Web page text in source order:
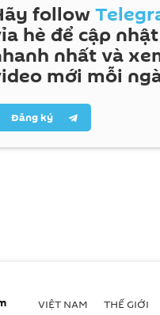
follow
hè để cập
nhất và
mới mỗi
Đăng ký
VIỆT NAM THẾ GIỚI